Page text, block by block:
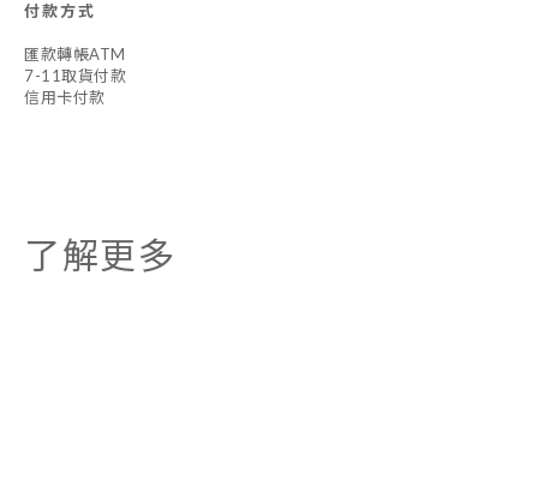
付款方式
匯款轉帳ATM
7-11取貨付款
信用卡付款
了解更多